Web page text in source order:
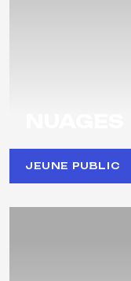
JEUNE PUBLIC